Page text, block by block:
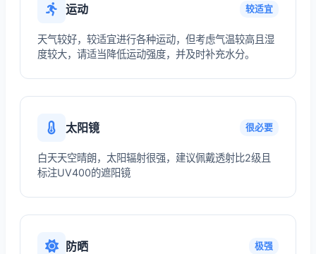
运动 较适宜
天气较好，较适宜进行各种运动，但考虑气温较高且湿
度较大，请适当降低运动强度，并及时补充水分。
太阳镜 很必要
白天天空晴朗，太阳辐射很强，建议佩戴透射比2级且
标注UV400的遮阳镜
防晒 极强